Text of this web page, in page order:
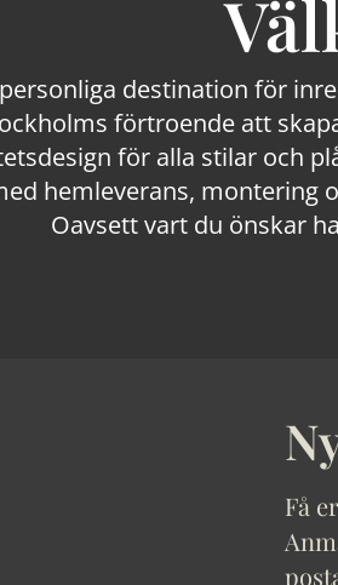
destination för
förtroende att
för alla stilar och
hemleverans, montering
Oavsett vart du önskar
Få